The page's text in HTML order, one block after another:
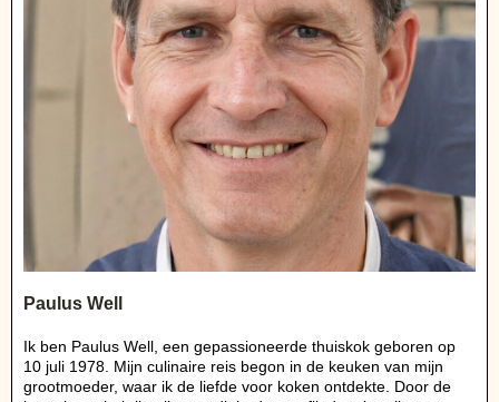
Paulus Well
Ik ben Paulus Well, een gepassioneerde thuiskok geboren op
10 juli 1978. Mijn culinaire reis begon in de keuken van mijn
grootmoeder, waar ik de liefde voor koken ontdekte. Door de